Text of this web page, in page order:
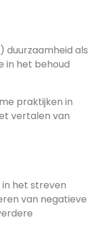
duurzaamheid als
in het behoud
praktijken in
vertalen van
het streven
van negatieve